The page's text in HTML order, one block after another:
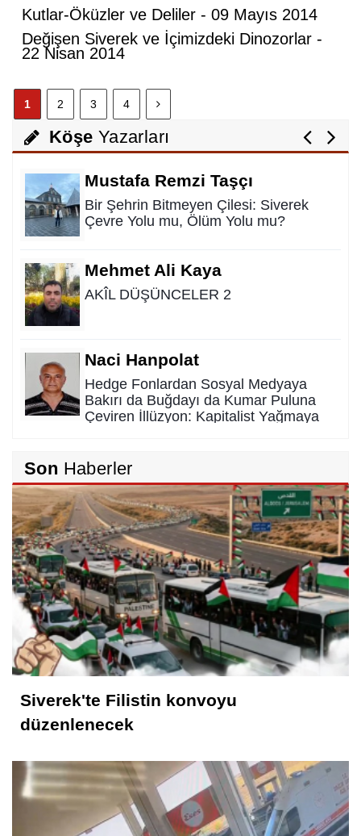
Kutlar-Öküzler ve Deliler - 09 Mayıs 2014
Değişen Siverek ve İçimizdeki Dinozorlar -
22 Nisan 2014
1 2 3 4
Köşe Yazarları
Nurettin Gençdal
Hayattan Tasarruf mu ? Yoksa Hayata
Mustafa Remzi Taşçı
Bir Şehrin Bitmeyen Çilesi: Siverek
Mehmet Ali Kaya
Naci Hanpolat
Çeviren İllüzyon: Kapitalist Yağmaya
Karşı Kadim Panzehir
Rıdvan Ortakaya
SAHİDEN ŞANLIURFA SAHİPSİZ Mİ?
Cemil Yeşildağ
Dersa Mentikî û Lûyê
Mustafa Karadağlı
NİTELİK
Hasan Baydilli
YAPMALI?
Rahmet İkliminin Zirvesi Kadir Gecesi
Son Haberler
Siverek'te Filistin konvoyu
düzenlenecek